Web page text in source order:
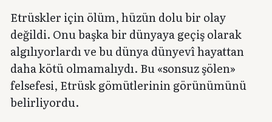
Etrüskler için ölüm, hüzün dolu bir olay
değildi. Onu başka bir dünyaya geçiş olarak
algılıyorlardı ve bu dünya dünyevî hayattan
daha kötü olmamalıydı. Bu «sonsuz şölen»
felsefesi, Etrüsk gömütlerinin görünümünü
belirliyordu.